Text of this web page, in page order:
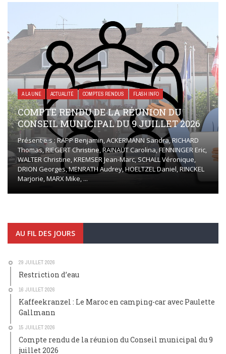
A LA UNE ACTUALITÉ COMPTES RENDUS FLASH INFO
COMPTE RENDU DE LA RÉUNION DU
CONSEIL MUNICIPAL DU 9 JUILLET 2026
Présent·e·s : RAPP Benjamin, ACKERMANN Sandra, RICHARD
Thomas, RIEGERT Christine, RAINAUT Carolina, FENNINGER Eric,
WALTER Christine, KREMSER Jean-Marc, SCHALL Véronique,
DRION Georges, MENRATH Audrey, HOELTZEL Daniel, RINCKEL
Marjorie, MARX Mike, ...
AU FIL DES JOURS
29 JUILLET 2026
Restriction d’eau
16 JUILLET 2026
Kaffeekranzel : Le Maroc en camping-car avec Paulette
Gallmann
15 JUILLET 2026
Compte rendu de la réunion du Conseil municipal du 9
juillet 2026